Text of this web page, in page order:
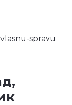
spravu